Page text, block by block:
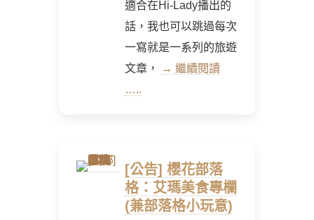
適合在Hi-Lady播出的
話，我也可以跳過每次
一寫就是一系列的旅遊
文章，
→ 繼續閱讀
…..
[公告] 櫻花部落
格：艾瑪美食專欄
(兼部落格小玩意)